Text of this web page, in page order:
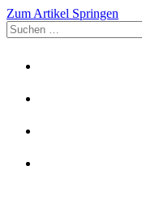
Zum Artikel Springen
Suchen
nach: